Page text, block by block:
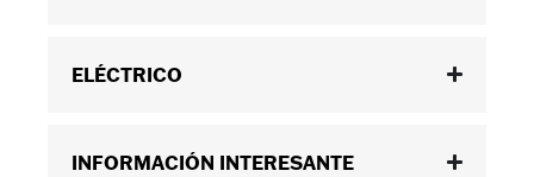
ELÉCTRICO
INFORMACIÓN INTERESANTE